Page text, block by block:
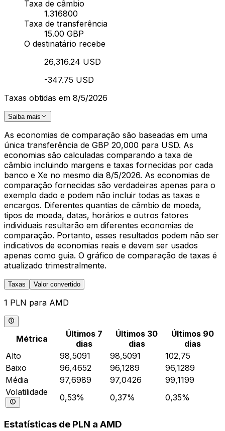
Taxa de câmbio
1.316800
Taxa de transferência
15.00 GBP
O destinatário recebe
26,316.24 USD
-347.75 USD
Taxas obtidas em 8/5/2026
Saiba mais
As economias de comparação são baseadas em uma
única transferência de GBP 20,000 para USD. As
economias são calculadas comparando a taxa de
câmbio incluindo margens e taxas fornecidas por cada
banco e Xe no mesmo dia 8/5/2026. As economias de
comparação fornecidas são verdadeiras apenas para o
exemplo dado e podem não incluir todas as taxas e
encargos. Diferentes quantias de câmbio de moeda,
tipos de moeda, datas, horários e outros fatores
individuais resultarão em diferentes economias de
comparação. Portanto, esses resultados podem não ser
indicativos de economias reais e devem ser usados
apenas como guia. O gráfico de comparação de taxas é
atualizado trimestralmente.
Taxas Valor convertido
1 PLN para AMD
Métrica
Últimos 7
dias
Últimos 30
dias
Últimos 90
dias
Alto
98,5091 98,5091
102,75
Baixo
96,4652 96,1289
96,1289
Média
97,6989 97,0426
99,1199
Volatilidade
0,53% 0,37% 0,35%
Estatísticas de PLN a AMD